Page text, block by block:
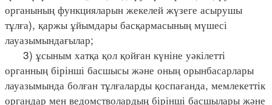
органының функцияларын жекелей жүзеге асырушы
тұлға), қаржы ұйымдары басқармасының мүшесі
лауазымындағылар;
3) ұсыным хатқа қол қойған күніне уәкілетті
органның бірінші басшысы және оның орынбасарлары
лауазымында болған тұлғаларды қоспағанда, мемлекеттік
органдар мен ведомстволардың бірінші басшылары және